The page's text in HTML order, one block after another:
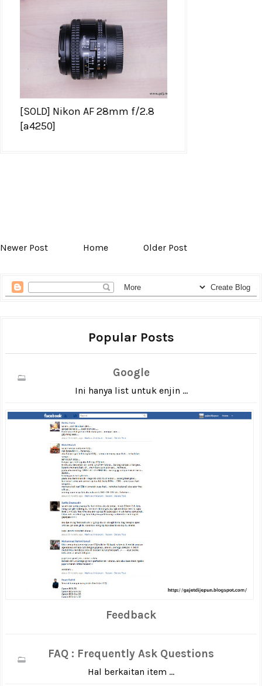
[SOLD] Nikon AF 28mm f/2.8
[a4250]
Newer Post Home Older Post
Popular Posts
Google
Ini hanya list untuk enjin ...
Feedback
FAQ : Frequently Ask Questions
Hal berkaitan item ...